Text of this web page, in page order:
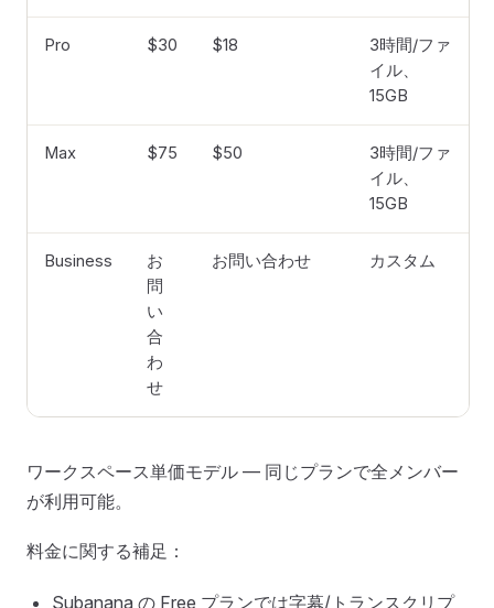
Pro $30 $18
3時間/ファ
イル、
15GB
Max $75 $50
3時間/ファ
イル、
15GB
Business
お
問
い
合
わ
せ
お問い合わせ カスタム
ワークスペース単価モデル — 同じプランで全メンバー
が利用可能。
料金に関する補足：
Subanana の Free プランでは字幕/トランスクリプ